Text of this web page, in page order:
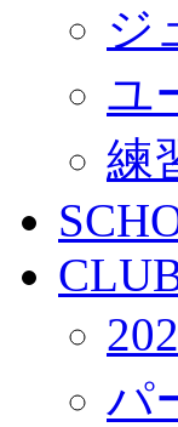
ジ
ユ
練
パ